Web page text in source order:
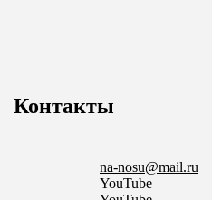
Контакты
na-nosu@mail.ru
YouTube